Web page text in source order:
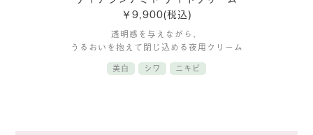
￥9,900(税込)
透明感を与えながら、
うるおいを抱えて閉じ込める夜用クリーム
美白 シワ ニキビ